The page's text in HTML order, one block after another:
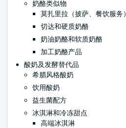
奶酪类似物
莫扎里拉（披萨、餐饮服务）
切达和硬质奶酪
奶油奶酪和软质奶酪
加工奶酪产品
酸奶及发酵替代品
希腊风格酸奶
饮用酸奶
益生菌配方
冰淇淋和冷冻甜点
高端冰淇淋